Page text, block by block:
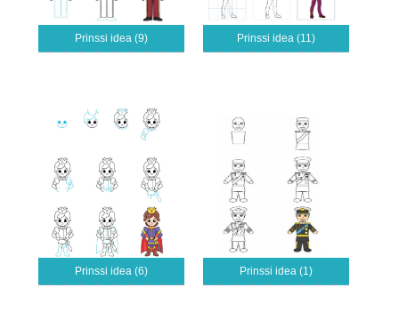
Prinssi idea (9) Prinssi idea (11)
Prinssi idea (6) Prinssi idea (1)